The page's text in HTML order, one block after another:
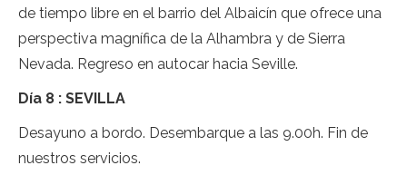
de tiempo libre en el barrio del Albaicín que ofrece una
perspectiva magnífica de la Alhambra y de Sierra
Nevada. Regreso en autocar hacia Seville.
Día 8 : SEVILLA
Desayuno a bordo. Desembarque a las 9.00h. Fin de
nuestros servicios.